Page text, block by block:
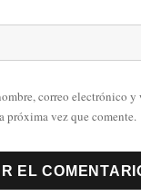
correo electrónico y
próxima vez que comente.